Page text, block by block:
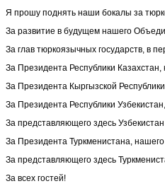
Я прошу поднять наши бокалы за
За развитие в будущем нашего
За глав тюркоязычных государств, в
За Президента Республики
За Президента Кыргызской
За Президента Республики
За представляющего здесь
За Президента Туркменистана,
За представляющего здесь
За всех гостей!